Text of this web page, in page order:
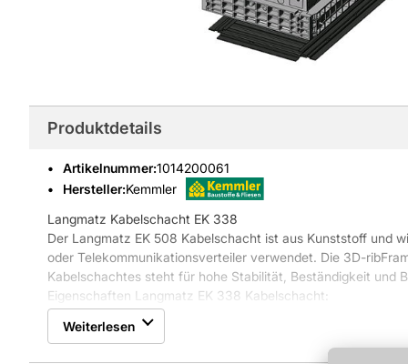
Produktdetails
Artikelnummer:1014200061
Hersteller:Kemmler
Langmatz Kabelschacht EK 338
Der Langmatz EK 508 Kabelschacht ist aus Kunststoff und
oder Telekommunikationsverteiler verwendet. Die 3D-
Kabelschachtes steht für hohe Stabilität, Beständigkeit und
Eigenschaften Langmatz EK 338 Kabelschacht:
* hohe chemische Beständigkeit
* hohe UV- und Witterungsbeständigkeit
Weiterlesen